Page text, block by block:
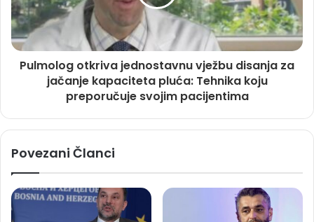
Pulmolog otkriva jednostavnu vježbu disanja za
jačanje kapaciteta pluća: Tehnika koju
preporučuje svojim pacijentima
Povezani Članci